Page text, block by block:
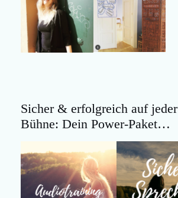
Sicher & erfolgreich auf jeder
Bühne: Dein Power-Paket…